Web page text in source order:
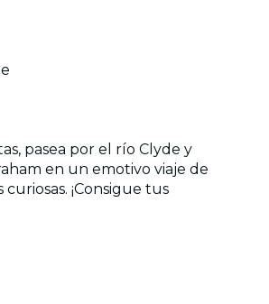
pasea por el río Clyde y
en un emotivo viaje de
¡Consigue tus